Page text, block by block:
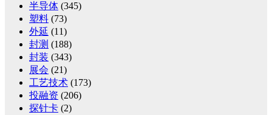
半导体 (345)
塑料 (73)
外延 (11)
封测 (188)
封装 (343)
展会 (21)
工艺技术 (173)
投融资 (206)
探针卡 (2)